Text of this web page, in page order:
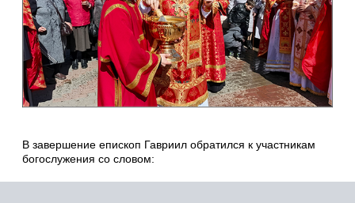
В завершение епископ Гавриил обратился к участникам
богослужения со словом: